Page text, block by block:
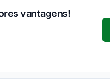
vantagens!